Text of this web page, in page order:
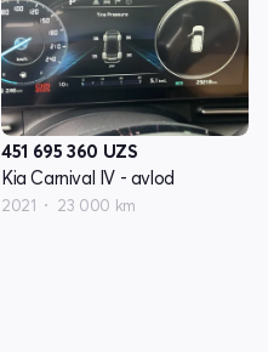
451 695 360 UZS
Kia Carnival IV - avlod
2021 23 000 km